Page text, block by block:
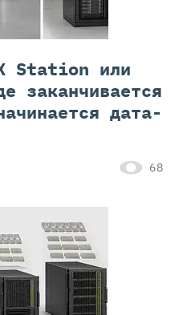
Station или
заканчивается
дата-
68